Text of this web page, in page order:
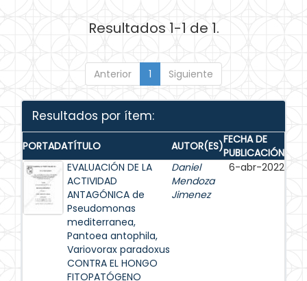
Resultados 1-1 de 1.
Anterior 1 Siguiente
Resultados por ítem:
PORTADATÍTULO AUTOR(ES)FECHA DE
PUBLICACIÓN
EVALUACIÓN DE LA
ACTIVIDAD
ANTAGÓNICA de
Pseudomonas
mediterranea,
Pantoea antophila,
Variovorax paradoxus
CONTRA EL HONGO
FITOPATÓGENO
Daniel
Mendoza
Jimenez
6-abr-2022